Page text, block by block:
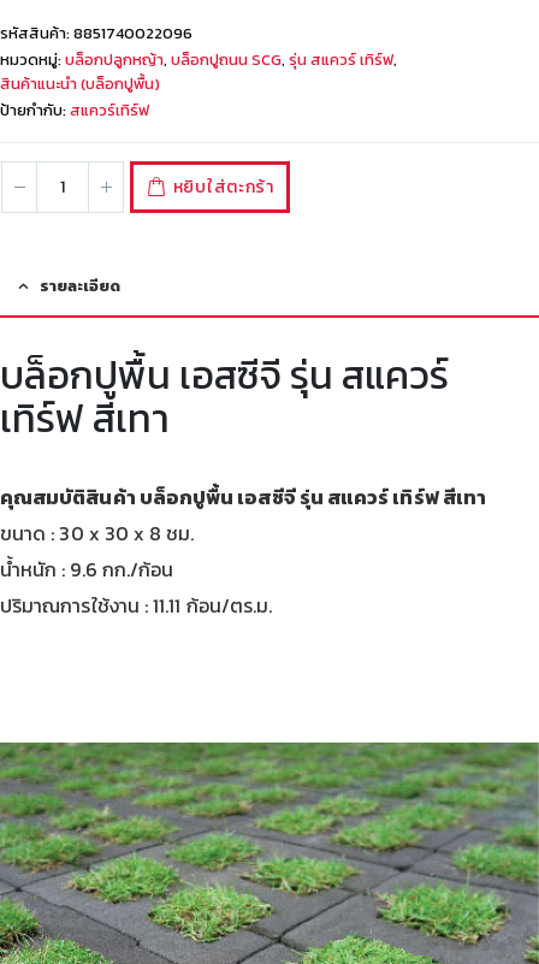
รหัสสินค้า:8851740022096
หมวดหมู่:บล็อกปลูกหญ้า, บล็อกปูถนน SCG, รุ่น สแควร์ เทิร์ฟ,
สินค้าแนะนำ (บล็อกปูพื้น)
ป้ายกำกับ:สแควร์เทิร์ฟ
หยิบใส่ตะกร้า
รายละเอียด
บล็อกปูพื้น เอสซีจี รุ่น สแควร์
เทิร์ฟ สีเทา
คุณสมบัติสินค้า บล็อกปูพื้น เอสซีจี รุ่น สแควร์ เทิร์ฟ สีเทา
ขนาด : 30 x 30 x 8 ชม.
น้ำหนัก : 9.6 กก./ก้อน
ปริมาณการใช้งาน : 11.11 ก้อน/ตร.ม.